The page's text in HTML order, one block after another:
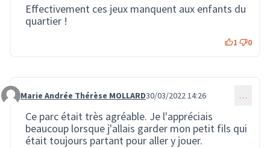
Effectivement ces jeux manquent aux enfants du
quartier !
1 0
Commentaire 122
Marie Andrée Thérèse MOLLARD30/03/2022 14:26 …
Ce parc était très agréable. Je l'appréciais
beaucoup lorsque j'allais garder mon petit fils qui
était toujours partant pour aller y jouer.